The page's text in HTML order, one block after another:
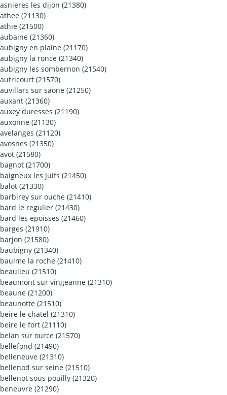
asnieres les dijon (21380)
athee (21130)
athie (21500)
aubaine (21360)
aubigny en plaine (21170)
aubigny la ronce (21340)
aubigny les sombernon (21540)
autricourt (21570)
auvillars sur saone (21250)
auxant (21360)
auxey duresses (21190)
auxonne (21130)
avelanges (21120)
avosnes (21350)
avot (21580)
bagnot (21700)
baigneux les juifs (21450)
balot (21330)
barbirey sur ouche (21410)
bard le regulier (21430)
bard les epoisses (21460)
barges (21910)
barjon (21580)
baubigny (21340)
baulme la roche (21410)
beaulieu (21510)
beaumont sur vingeanne (21310)
beaune (21200)
beaunotte (21510)
beire le chatel (21310)
beire le fort (21110)
belan sur ource (21570)
bellefond (21490)
belleneuve (21310)
bellenod sur seine (21510)
bellenot sous pouilly (21320)
beneuvre (21290)